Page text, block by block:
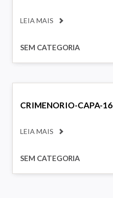
LEIA MAIS
SEM CATEGORIA
CRIMENORIO-CAPA-16
LEIA MAIS
SEM CATEGORIA